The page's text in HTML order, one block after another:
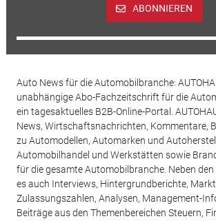
ABONNIEREN
Auto News für die Automobilbranche:
unabhängige Abo-Fachzeitschrift für die
ein tagesaktuelles B2B-Online-Portal.
News, Wirtschaftsnachrichten, Kommentare,
zu Automodellen, Automarken und
Automobilhandel und Werkstätten sowie
für die gesamte Automobilbranche. Neben
es auch Interviews, Hintergrundberichte,
Zulassungszahlen, Analysen, Management-
Beiträge aus den Themenbereichen Steuern,